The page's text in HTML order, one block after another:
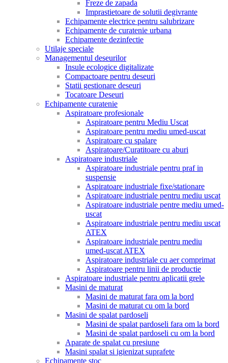
Freze de zapada
Imprastietoare de solutii degivrante
Echipamente electrice pentru salubrizare
Echipamente de curatenie urbana
Echipamente dezinfectie
Utilaje speciale
Managementul deseurilor
Insule ecologice digitalizate
Compactoare pentru deseuri
Statii gestionare deseuri
Tocatoare Deseuri
Echipamente curatenie
Aspiratoare profesionale
Aspiratoare pentru Mediu Uscat
Aspiratoare pentru mediu umed-uscat
Aspiratoare cu spalare
Aspiratoare/Curatitoare cu aburi
Aspiratoare industriale
Aspiratoare industriale pentru praf in
suspensie
Aspiratoare industriale fixe/stationare
Aspiratoare industriale pentru mediu uscat
Aspiratoare industriale pentre mediu umed-
uscat
Aspiratoare industriale pentru mediu uscat
ATEX
Aspiratoare industriale pentru mediu
umed-uscat ATEX
Aspiratoare industriale cu aer comprimat
Aspiratoare pentru linii de productie
Aspiratoare industriale pentru aplicatii grele
Masini de maturat
Masini de maturat fara om la bord
Masini de maturat cu om la bord
Masini de spalat pardoseli
Masini de spalat pardoseli fara om la bord
Masini de spalat pardoseli cu om la bord
Aparate de spalat cu presiune
Masini spalat si igienizat suprafete
Echipamente stoc